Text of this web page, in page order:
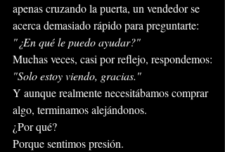
apenas cruzando la puerta, un vendedor se
acerca demasiado rápido para preguntarte:
"¿En qué le puedo ayudar?"
Muchas veces, casi por reflejo, respondemos:
"Solo estoy viendo, gracias."
Y aunque realmente necesitábamos comprar
algo, terminamos alejándonos.
¿Por qué?
Porque sentimos presión.